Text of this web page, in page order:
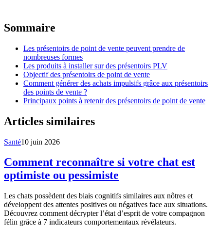
Sommaire
Les présentoirs de point de vente peuvent prendre de
nombreuses formes
Les produits à installer sur des présentoirs PLV
Objectif des présentoirs de point de vente
Comment générer des achats impulsifs grâce aux présentoirs
des points de vente ?
Principaux points à retenir des présentoirs de point de vente
Articles similaires
Santé10 juin 2026
Comment reconnaître si votre chat est
optimiste ou pessimiste
Les chats possèdent des biais cognitifs similaires aux nôtres et
développent des attentes positives ou négatives face aux situations.
Découvrez comment décrypter l’état d’esprit de votre compagnon
félin grâce à 7 indicateurs comportementaux révélateurs.